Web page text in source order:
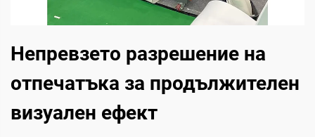
Непревзето разрешение на
отпечатъка за продължителен
визуален ефект